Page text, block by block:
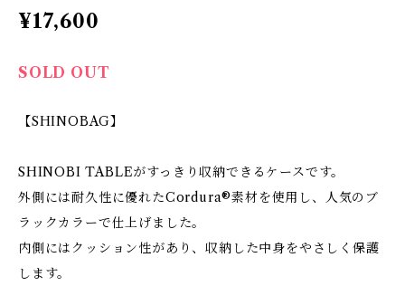
¥17,600
SOLD OUT
【SHINOBAG】
SHINOBI TABLEがすっきり収納できるケースです。
外側には耐久性に優れたCordura®素材を使用し、人気のブ
ラックカラーで仕上げました。
内側にはクッション性があり、収納した中身をやさしく保護
します。